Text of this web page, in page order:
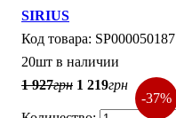
SIRIUS
SP000050187
20шт в наличии
-37%
1 927грн 1 219грн